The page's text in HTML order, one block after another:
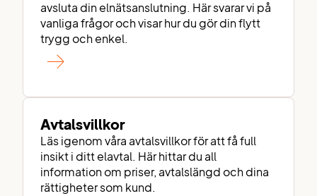
avsluta din elnätsanslutning. Här svarar vi på
vanliga frågor och visar hur du gör din flytt
trygg och enkel.
Avtalsvillkor
Läs igenom våra avtalsvillkor för att få full
insikt i ditt elavtal. Här hittar du all
information om priser, avtalslängd och dina
rättigheter som kund.